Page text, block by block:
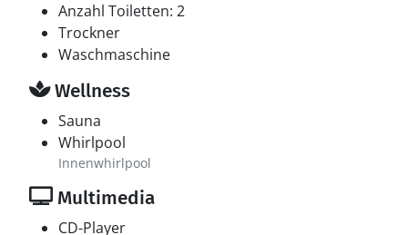
Anzahl Toiletten: 2
Trockner
Waschmaschine
Wellness
Sauna
Whirlpool
Innenwhirlpool
Multimedia
CD-Player